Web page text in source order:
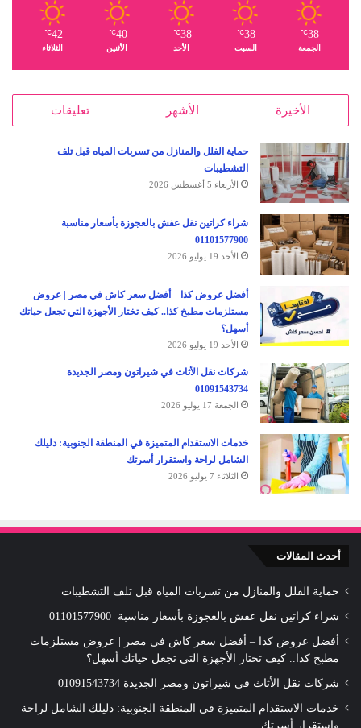
38
℃
الجمعة
38
℃
السبت
38
℃
الأحد
40
℃
الأثنين
42
℃
الثلاثاء
الأخيرة الأشهر تعليقات
حماية الفلل والمنازل من تسربات المياه قبل تلف
التشطيبات
الأربعاء 5 أغسطس 2026
شراء كراتين نقل عفش بالعجوزة بأسعار مناسبة
01101577900
الأحد 19 يوليو 2026
أفضل عروض كذا – أفضل سعر كاش في مصر | عروض
مستلزمات مطبخ كذا.. كيف تختار الأجهزة التي تجعل حياتك
أسهل؟
الأحد 19 يوليو 2026
شركات نقل الأثاث في شيراتون ومصر الجديدة
01091543734
الجمعة 17 يوليو 2026
خدمات الاستقدام المتميزة في المنطقة الجنوبية: دليلك
الشامل لراحة واستقرار أسرتك
الثلاثاء 7 يوليو 2026
أحدث المقالات
حماية الفلل والمنازل من تسربات المياه قبل تلف التشطيبات
شراء كراتين نقل عفش بالعجوزة بأسعار مناسبة 01101577900
أفضل عروض كذا – أفضل سعر كاش في مصر | عروض مستلزمات
مطبخ كذا.. كيف تختار الأجهزة التي تجعل حياتك أسهل؟
شركات نقل الأثاث في شيراتون ومصر الجديدة 01091543734
خدمات الاستقدام المتميزة في المنطقة الجنوبية: دليلك الشامل لراحة
واستقرار أسرتك